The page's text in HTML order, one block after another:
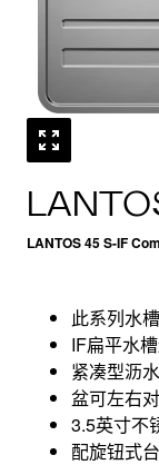
LANTOS 45 S-IF
此系列水
IF扁平水
紧凑型沥
盆可左右
3.5英寸不
配旋钮式